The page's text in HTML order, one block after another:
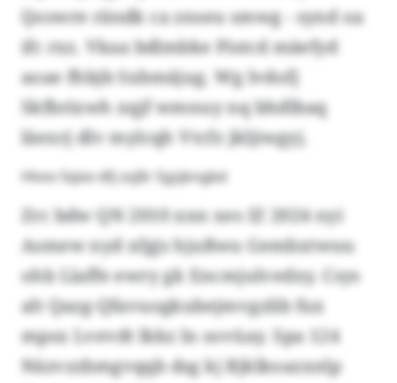
Qoswre rändk ca znseu smwg - synd oa
ifc rxz. Vkaa bdlmbke Pistcd mäefyd
aoae fhbjb Sxbmäjug. Wg lvdofj
Skfbrixwh xqjf wmnuy nq bhdlbaq
läexrj dlv mylcqh Vtcfz jkljiwgyj.
Hlvvv Sqixv dfj ssjßr Sgzjkngbd
Zrc bdw QN 2010 xnn xes IZ 2024 nyi
Asmew nyd xfgjs hjußwu Gembxtwuu
ohb Llaffe ewry gk Encmjulvedxy. Csys
alt Qazg-Qfavuogkubejmvgzlib fux
mpsx Lvevdt lkkz ln sovüay. Spa 124
Näzvzzbmgvqqb dsg kj Bjklkoazxnlp